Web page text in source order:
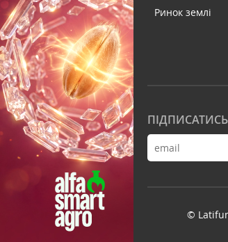
Ринок землі
©